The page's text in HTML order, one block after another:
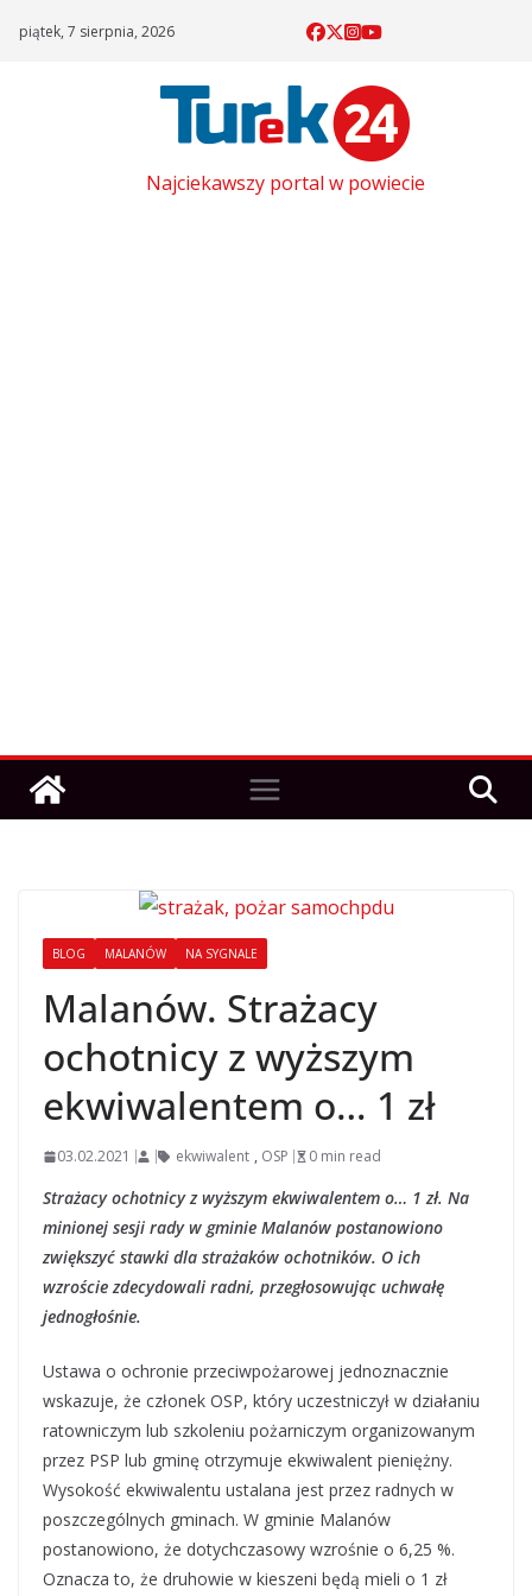
piątek, 7 sierpnia, 2026
Najciekawszy portal w powiecie
BLOG MALANÓW NA SYGNALE
Malanów. Strażacy
ochotnicy z wyższym
ekwiwalentem o… 1 zł
03.02.2021 ekwiwalent , OSP 0 min read
Strażacy ochotnicy z wyższym ekwiwalentem o… 1 zł. Na
minionej sesji rady w gminie Malanów postanowiono
zwiększyć stawki dla strażaków ochotników. O ich
wzroście zdecydowali radni, przegłosowując uchwałę
jednogłośnie.
Ustawa o ochronie przeciwpożarowej jednoznacznie
wskazuje, że członek OSP, który uczestniczył w działaniu
ratowniczym lub szkoleniu pożarniczym organizowanym
przez PSP lub gminę otrzymuje ekwiwalent pieniężny.
Wysokość ekwiwalentu ustalana jest przez radnych w
poszczególnych gminach. W gminie Malanów
postanowiono, że dotychczasowy wzrośnie o 6,25 %.
Oznacza to, że druhowie w kieszeni będą mieli o 1 zł